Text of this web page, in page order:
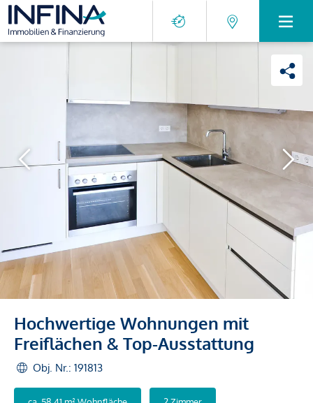
Hochwertige Wohnungen mit
Freiflächen & Top-Ausstattung
Obj. Nr.: 191813